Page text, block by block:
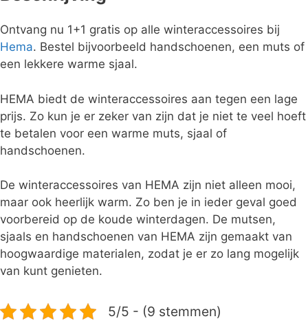
Ontvang nu 1+1 gratis op alle winteraccessoires bij
Hema. Bestel bijvoorbeeld handschoenen, een muts of
een lekkere warme sjaal.
HEMA biedt de winteraccessoires aan tegen een lage
prijs. Zo kun je er zeker van zijn dat je niet te veel hoeft
te betalen voor een warme muts, sjaal of
handschoenen.
De winteraccessoires van HEMA zijn niet alleen mooi,
maar ook heerlijk warm. Zo ben je in ieder geval goed
voorbereid op de koude winterdagen. De mutsen,
sjaals en handschoenen van HEMA zijn gemaakt van
hoogwaardige materialen, zodat je er zo lang mogelijk
van kunt genieten.
5/5 - (9 stemmen)